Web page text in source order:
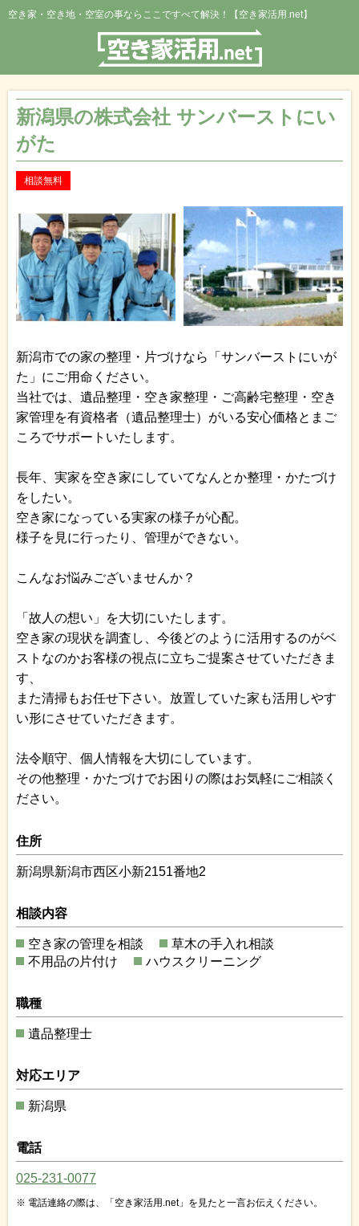
空き家・空き地・空室の事ならここですべて解決！【空き家活用.net】
新潟県の株式会社 サンバーストにい
がた
相談無料
新潟市での家の整理・片づけなら「サンバーストにいが
た」にご用命ください。
当社では、遺品整理・空き家整理・ご高齢宅整理・空き
家管理を有資格者（遺品整理士）がいる安心価格とまご
ころでサポートいたします。
長年、実家を空き家にしていてなんとか整理・かたづけ
をしたい。
空き家になっている実家の様子が心配。
様子を見に行ったり、管理ができない。
こんなお悩みございませんか？
「故人の想い」を大切にいたします。
空き家の現状を調査し、今後どのように活用するのがベ
ストなのかお客様の視点に立ちご提案させていただきま
す、
また清掃もお任せ下さい。放置していた家も活用しやす
い形にさせていただきます。
法令順守、個人情報を大切にしています。
その他整理・かたづけでお困りの際はお気軽にご相談く
ださい。
住所
新潟県新潟市西区小新2151番地2
相談内容
空き家の管理を相談
草木の手入れ相談
不用品の片付け
ハウスクリーニング
職種
遺品整理士
対応エリア
新潟県
電話
025-231-0077
電話連絡の際は、「空き家活用.net」を見たと一言お伝えください。